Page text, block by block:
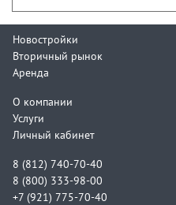
Новостройки
Вторичный рынок
Аренда
О компании
Услуги
Личный кабинет
8 (812) 740-70-40
8 (800) 333-98-00
+7 (921) 775-70-40